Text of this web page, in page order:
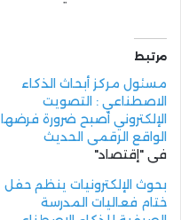
مرتبط
مسئول مركز أبحاث الذكاء
الاصطناعي : التصويت
الإلكتروني أصبح ضرورة فرضها
الواقع الرقمي الحديث
في "إقتصاد"
بحوث الإلكترونيات ينظم حفل
ختام فعاليات المدرسة